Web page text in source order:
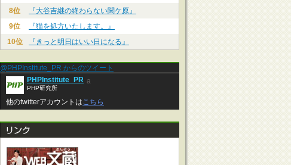
8位
『大谷吉継の終わらない関ケ原』
9位
『猫を処方いたします。』
10位
『きっと明日はいい日になる』
@PHPInstitute_PR からのツイート
PHPInstitute_PR
PHP研究所
a
他のtwitterアカウントはこちら